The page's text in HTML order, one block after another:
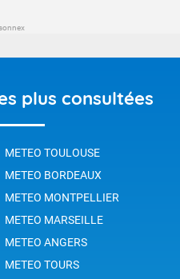
plus consultées
METEO TOULOUSE
METEO BORDEAUX
METEO MONTPELLIER
METEO MARSEILLE
METEO ANGERS
METEO TOURS